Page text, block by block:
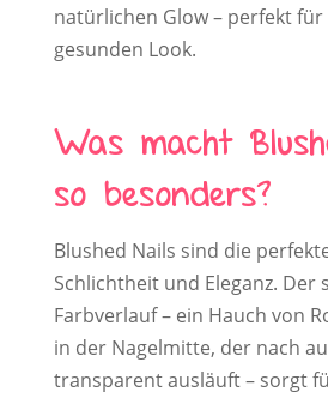
natürlichen Glow – perfekt
gesunden Look.
Was macht
so besonders?
Blushed Nails sind die
Schlichtheit und Eleganz. Der
Farbverlauf – ein Hauch von
in der Nagelmitte, der nach
transparent ausläuft – sorgt